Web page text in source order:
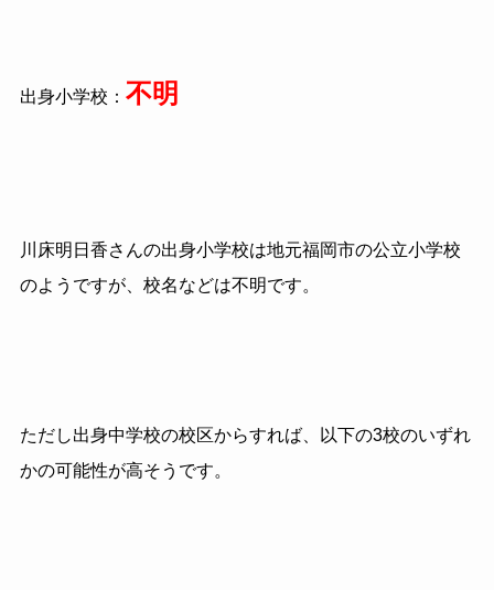
出身小学校： 不明
川床明日香さんの出身小学校は地元福岡市の公立小学校
のようですが、校名などは不明です。
ただし出身中学校の校区からすれば、以下の3校のいずれ
かの可能性が高そうです。